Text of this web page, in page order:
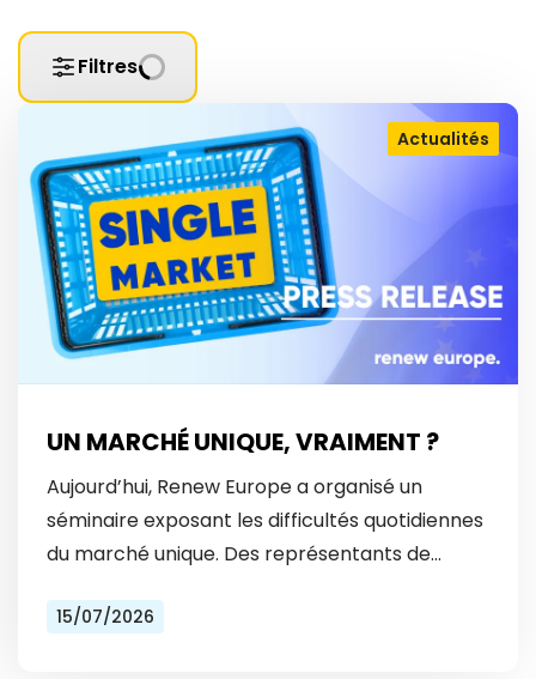
Filtres
Actualités
UN MARCHÉ UNIQUE, VRAIMENT ?
Aujourd’hui, Renew Europe a organisé un
séminaire exposant les difficultés quotidiennes
du marché unique. Des représentants de
auxquels ils font face tous les…
15/07/2026